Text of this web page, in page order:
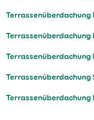
Terrassenüberdachung
Terrassenüberdachung
Terrassenüberdachung
Terrassenüberdachung
Terrassenüberdachung